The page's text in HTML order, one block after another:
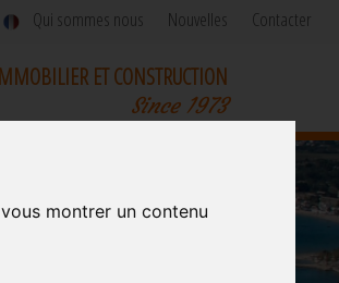
montrer un contenu
Qui sommes nous Nouvelles Contacter
ET CONSTRUCTION
Since 1973